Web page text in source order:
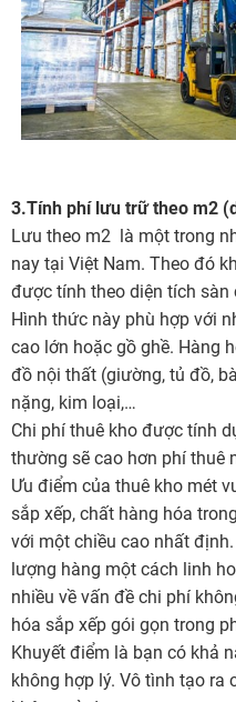
3.Tính phí lưu trữ theo m2
Lưu theo m2 là một trong
nay tại Việt Nam. Theo đó
được tính theo diện tích sàn
Hình thức này phù hợp với
cao lớn hoặc gồ ghề. Hàng
đồ nội thất (giường, tủ đồ,
nặng, kim loại,…
Chi phí thuê kho được tính
thường sẽ cao hơn phí thuê
Ưu điểm của thuê kho mét
sắp xếp, chất hàng hóa
với một chiều cao nhất
lượng hàng một cách linh
nhiều về vấn đề chi phí
hóa sắp xếp gói gọn trong
Khuyết điểm là bạn có khả
không hợp lý. Vô tình tạo ra